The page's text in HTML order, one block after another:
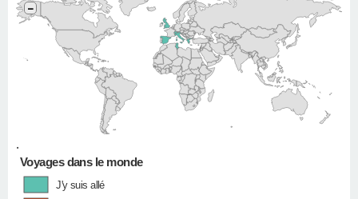
•
−
Voyages dans le monde
J'y suis allé